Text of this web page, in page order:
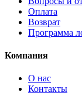
Оплата
Возврат
Программа
Компания
О нас
Контакты